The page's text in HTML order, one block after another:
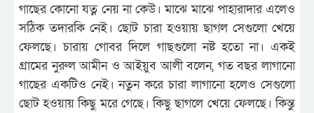
গাছের কোনো যত্ন নেয় না কেউ। মাঝে মাঝে পাহারাদার এলেও
সঠিক তদারকি নেই। ছোট চারা হওয়ায় ছাগল সেগুলো খেয়ে
ফেলছে। চারায় গোবর দিলে গাছগুলো নষ্ট হতো না। একই
গ্রামের নুরুল আমীন ও আইয়ুব আলী বলেন, গত বছর লাগানো
গাছের একটিও নেই। নতুন করে চারা লাগানো হলেও সেগুলো
ছোট হওয়ায় কিছু মরে গেছে। কিছু ছাগলে খেয়ে ফেলছে। কিন্তু